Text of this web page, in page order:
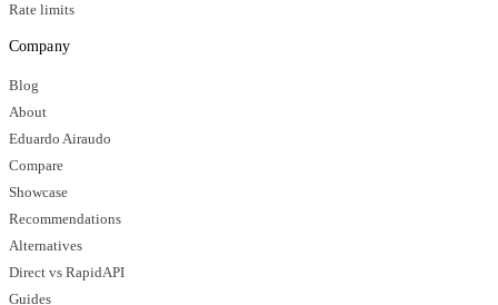
Rate limits
Company
Blog
About
Eduardo Airaudo
Compare
Showcase
Recommendations
Alternatives
Direct vs RapidAPI
Guides